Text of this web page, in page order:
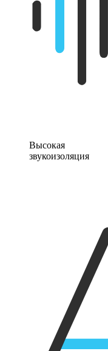
Высокая
звукоизоляция